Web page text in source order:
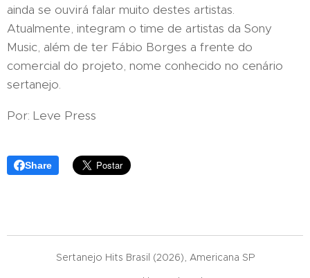
ainda se ouvirá falar muito destes artistas.
Atualmente, integram o time de artistas da Sony
Music, além de ter Fábio Borges a frente do
comercial do projeto, nome conhecido no cenário
sertanejo.
Por: Leve Press
Share
Sertanejo Hits Brasil (2026), Americana SP